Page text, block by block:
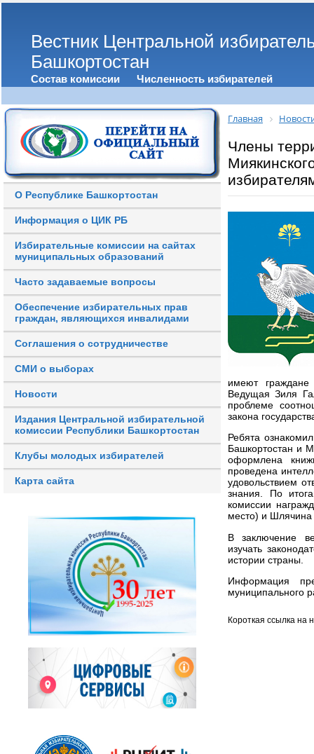
Вестник Центральной
Башкортостан
Состав комиссии Численность избирателей
О Республике Башкортостан
Информация о ЦИК РБ
Избирательные комиссии на сайтах
муниципальных образований
Часто задаваемые вопросы
Обеспечение избирательных прав
граждан, являющихся инвалидами
Соглашения о сотрудничестве
СМИ о выборах
Новости
Издания Центральной избирательной
комиссии Республики Башкортостан
Клубы молодых избирателей
Карта сайта
Главная
Члены
имеют
Ведущая Зиля
проблеме
закона
Ребята
Башкортостан и
оформлена
проведена
удовольствием
знания. По
комиссии
место) и
В заключение
изучать
истории страны.
Информация
муниципального
Короткая ссылка на